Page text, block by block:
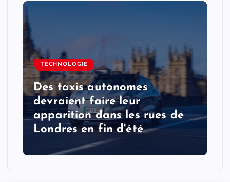
TECHNOLOGIE
Des taxis autonomes
devraient faire leur
apparition dans les rues de
Londres en fin d'été